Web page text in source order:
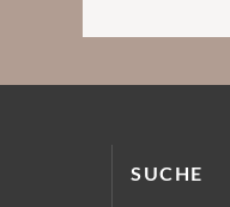
SUCHE